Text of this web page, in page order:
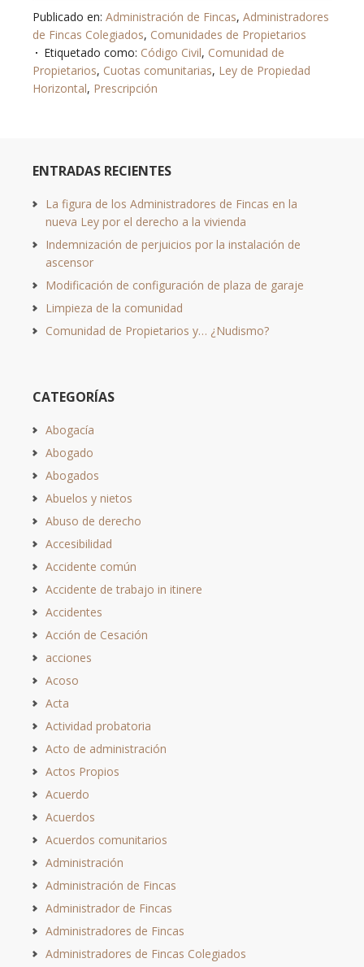
Publicado en: Administración de Fincas, Administradores
de Fincas Colegiados, Comunidades de Propietarios
Etiquetado como: Código Civil, Comunidad de
Propietarios, Cuotas comunitarias, Ley de Propiedad
Horizontal, Prescripción
ENTRADAS RECIENTES
La figura de los Administradores de Fincas en la
nueva Ley por el derecho a la vivienda
Indemnización de perjuicios por la instalación de
ascensor
Modificación de configuración de plaza de garaje
Limpieza de la comunidad
Comunidad de Propietarios y… ¿Nudismo?
CATEGORÍAS
Abogacía
Abogado
Abogados
Abuelos y nietos
Abuso de derecho
Accesibilidad
Accidente común
Accidente de trabajo in itinere
Accidentes
Acción de Cesación
acciones
Acoso
Acta
Actividad probatoria
Acto de administración
Actos Propios
Acuerdo
Acuerdos
Acuerdos comunitarios
Administración
Administración de Fincas
Administrador de Fincas
Administradores de Fincas
Administradores de Fincas Colegiados